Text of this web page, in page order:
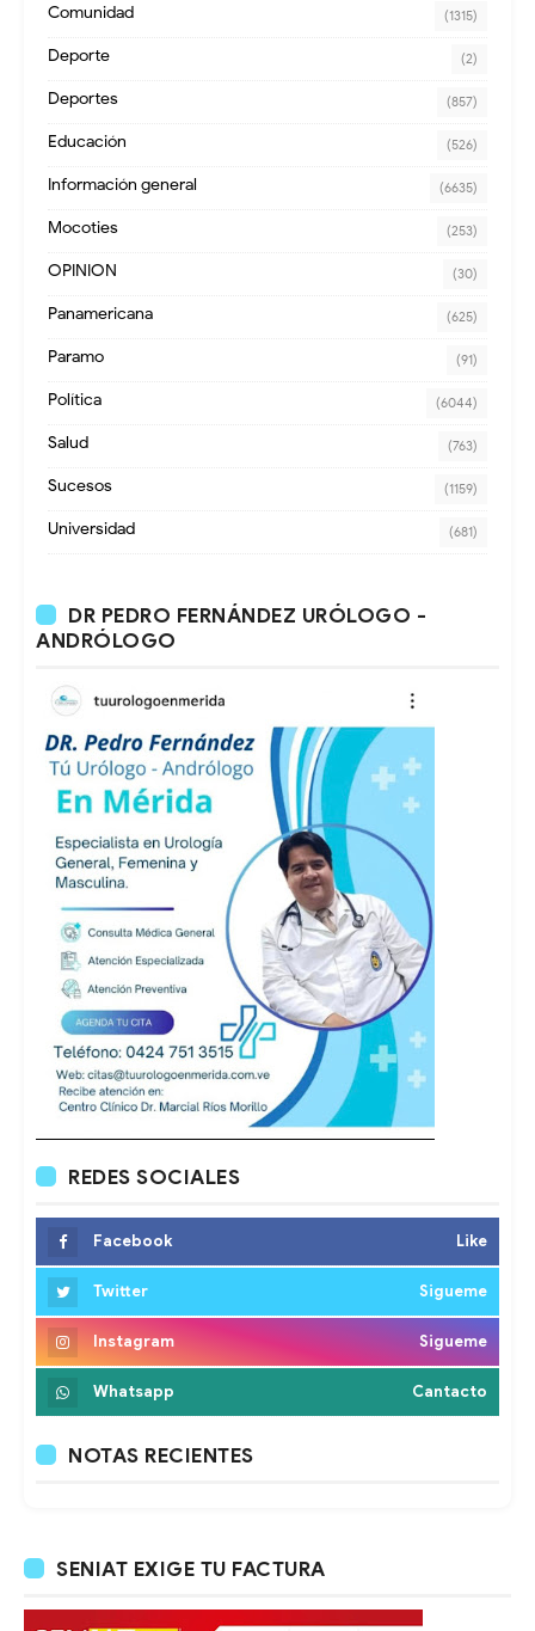
Comunidad (1315)
Deporte (2)
Deportes (857)
Educación (526)
Información general (6635)
Mocoties (253)
OPINION (30)
Panamericana (625)
Paramo (91)
Política (6044)
Salud (763)
Sucesos (1159)
Universidad (681)
DR PEDRO FERNÁNDEZ URÓLOGO -
ANDRÓLOGO
REDES SOCIALES
Facebook Like
Twitter Sigueme
Instagram Sigueme
Whatsapp Cantacto
NOTAS RECIENTES
SENIAT EXIGE TU FACTURA